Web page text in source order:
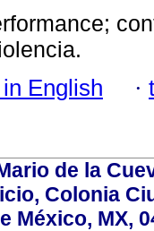
English ·
de la
Colonia
México, MX,